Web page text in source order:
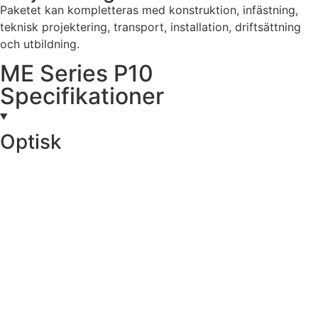
Paketet kan kompletteras med konstruktion, infästning,
teknisk projektering, transport, installation, driftsättning
och utbildning.
ME Series P10
Specifikationer
Optisk